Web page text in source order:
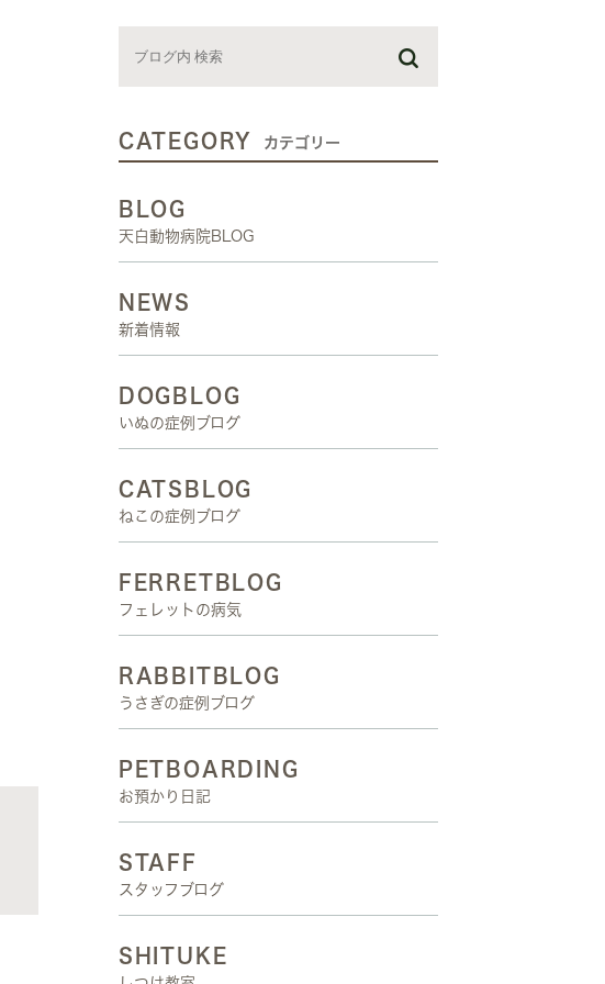
CATEGORY カテゴリー
BLOG
天白動物病院BLOG
NEWS
新着情報
DOGBLOG
いぬの症例ブログ
CATSBLOG
ねこの症例ブログ
FERRETBLOG
フェレットの病気
RABBITBLOG
うさぎの症例ブログ
PETBOARDING
お預かり日記
STAFF
スタッフブログ
SHITUKE